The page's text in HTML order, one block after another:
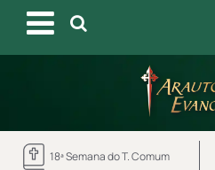
18ª Semana do T. Comum